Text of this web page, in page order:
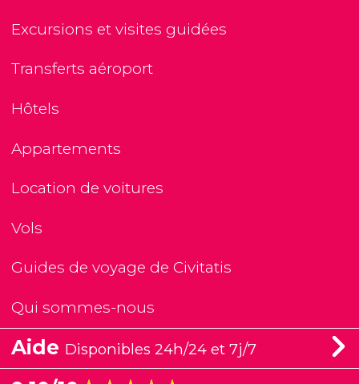
Excursions et visites guidées
Transferts aéroport
Hôtels
Appartements
Location de voitures
Vols
Guides de voyage de Civitatis
Qui sommes-nous
Aide Disponibles 24h/24 et 7j/7